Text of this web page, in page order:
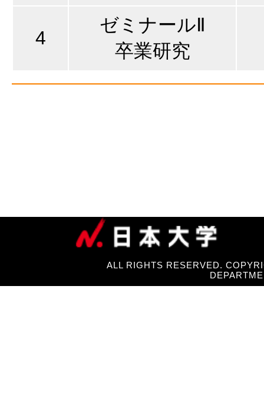
4
ゼミナールⅡ
卒業研究
ALL RIGHTS RESERVED.